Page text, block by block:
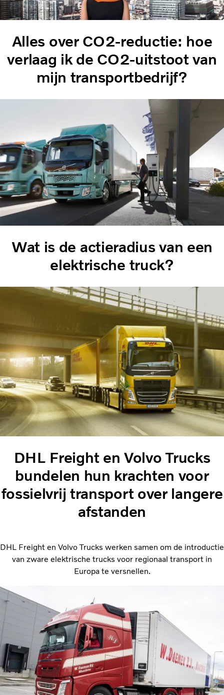
Alles over CO2-reductie: hoe
verlaag ik de CO2-uitstoot van
mijn transportbedrijf?
Wat is de actieradius van een
elektrische truck?
DHL Freight en Volvo Trucks
bundelen hun krachten voor
fossielvrij transport over langere
afstanden
DHL Freight en Volvo Trucks werken samen om de introductie
van zware elektrische trucks voor regionaal transport in
Europa te versnellen.